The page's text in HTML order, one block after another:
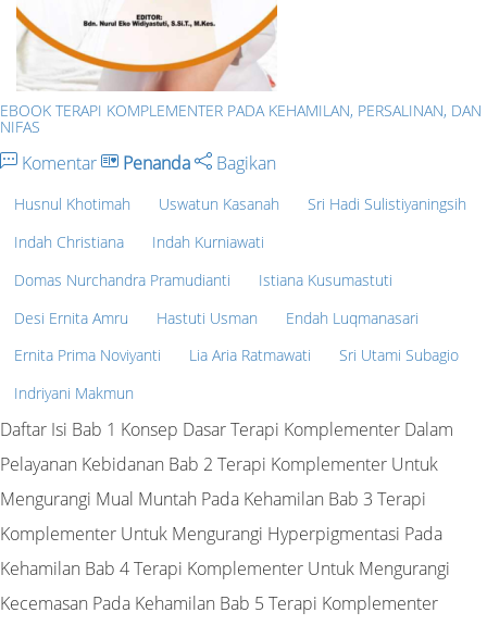
EBOOK TERAPI KOMPLEMENTER PADA KEHAMILAN, PERSALINAN, DAN
NIFAS
Komentar Penanda Bagikan
Husnul Khotimah Uswatun Kasanah
Sri Hadi Sulistiyaningsih
Indah Christiana
Indah Kurniawati
Domas Nurchandra Pramudianti
Istiana Kusumastuti
Desi Ernita Amru
Hastuti Usman
Endah Luqmanasari
Ernita Prima Noviyanti
Lia Aria Ratmawati
Sri Utami Subagio
Indriyani Makmun
Daftar Isi Bab 1 Konsep Dasar Terapi Komplementer Dalam
Pelayanan Kebidanan Bab 2 Terapi Komplementer Untuk
Mengurangi Mual Muntah Pada Kehamilan Bab 3 Terapi
Komplementer Untuk Mengurangi Hyperpigmentasi Pada
Kehamilan Bab 4 Terapi Komplementer Untuk Mengurangi
Kecemasan Pada Kehamilan Bab 5 Terapi Komplementer